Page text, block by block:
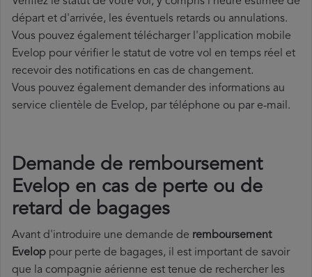
départ et d'arrivée, les éventuels retards ou annulations.
Vous pouvez également télécharger l'application mobile
Evelop pour vérifier le statut de votre vol en temps réel et
recevoir des notifications en cas de changement.
Vous pouvez également demander des informations au
service clientèle de Evelop, par téléphone ou par e-mail.
Demande de remboursement
Evelop en cas de perte ou de
retard de bagages
Avant d'introduire une demande de remboursement
Evelop pour perte de bagages, il est important de savoir
que la compagnie aérienne est tenue de rechercher les